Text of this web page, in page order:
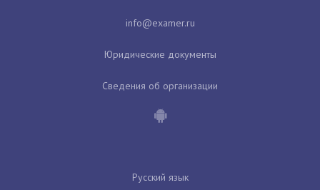
Юридические документы
Сведения об организации
Русский язык